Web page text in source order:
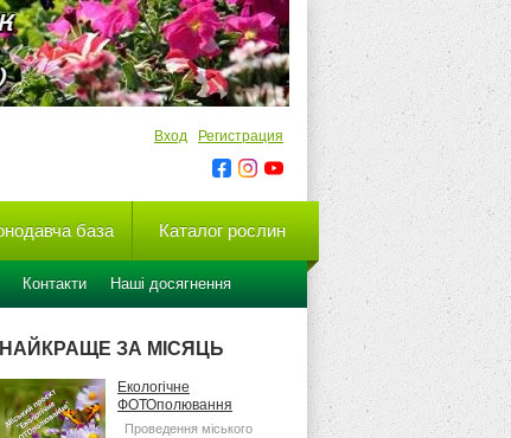
Вход Регистрация
база Каталог рослин
Контакти Наші досягнення
НАЙКРАЩЕ ЗА МІСЯЦЬ
Екологічне
ФОТОполювання
Проведення міського